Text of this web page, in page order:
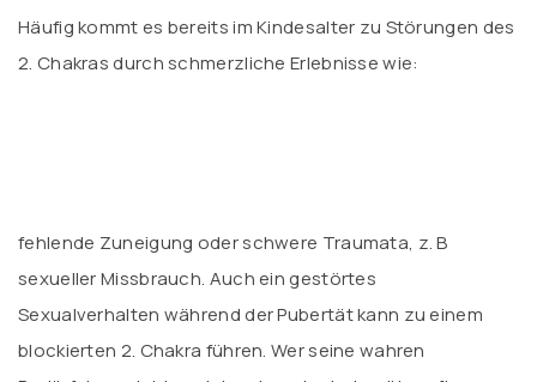
Häufig kommt es bereits im Kindesalter zu Störungen des
2. Chakras durch schmerzliche Erlebnisse wie:
fehlende Zuneigung oder schwere Traumata, z. B
sexueller Missbrauch. Auch ein gestörtes
Sexualverhalten während der Pubertät kann zu einem
blockierten 2. Chakra führen. Wer seine wahren